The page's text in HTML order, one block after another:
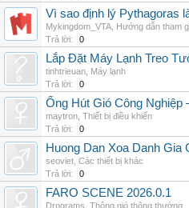
Vì sao định lý Pythagoras
Mykingdom_VTA Hướng dẫn tham
Trả lời:
0
Lắp Đặt Máy Lạnh Treo
tinhtrieuan Máy lạnh
Trả lời:
0
Ống Hút Gió Công
maytron Thiết bị điều khiển
Trả lời:
0
Huong Dan Xoa Danh Gia
seoviet Các thiết bị khác
Trả lời:
0
FARO SCENE 2026.0.1
Drograms Thông gió thông thường